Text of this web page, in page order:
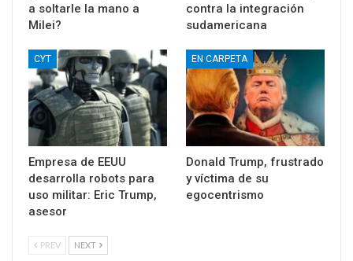
a soltarle la mano a
Milei?
contra la integración
sudamericana
CYT
Empresa de EEUU
desarrolla robots para
uso militar: Eric Trump,
asesor
EN CARPETA
Donald Trump, frustrado
y víctima de su
egocentrismo
PREV NEXT